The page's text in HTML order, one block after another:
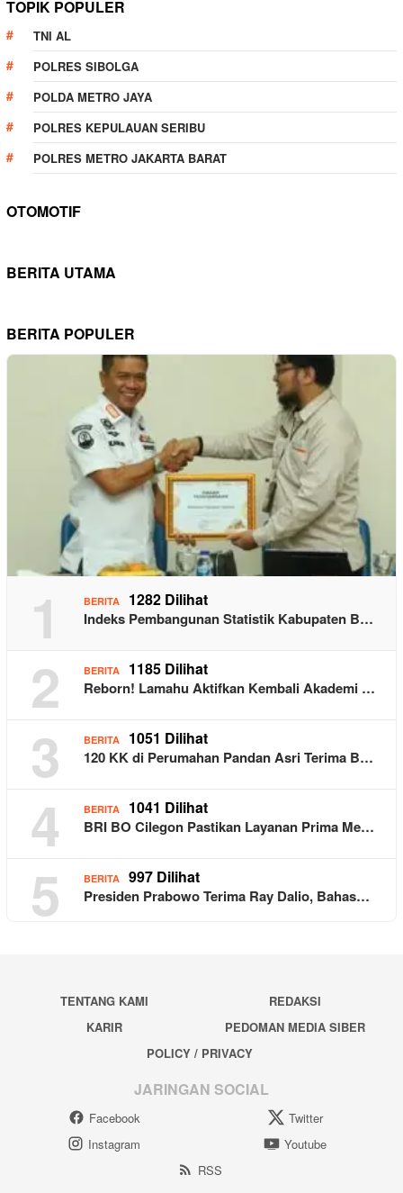
TOPIK POPULER
TNI AL
POLRES SIBOLGA
POLDA METRO JAYA
POLRES KEPULAUAN SERIBU
POLRES METRO JAKARTA BARAT
OTOMOTIF
BERITA UTAMA
BERITA POPULER
1 BERITA 1282 Dilihat
Indeks Pembangunan Statistik Kabupaten B…
2 BERITA 1185 Dilihat
Reborn! Lamahu Aktifkan Kembali Akademi …
3 BERITA 1051 Dilihat
120 KK di Perumahan Pandan Asri Terima B…
4 BERITA 1041 Dilihat
BRI BO Cilegon Pastikan Layanan Prima Me…
5 BERITA 997 Dilihat
Presiden Prabowo Terima Ray Dalio, Bahas…
TENTANG KAMI
REDAKSI
KARIR
PEDOMAN MEDIA SIBER
POLICY / PRIVACY
JARINGAN SOCIAL
Facebook
Twitter
Instagram
Youtube
RSS